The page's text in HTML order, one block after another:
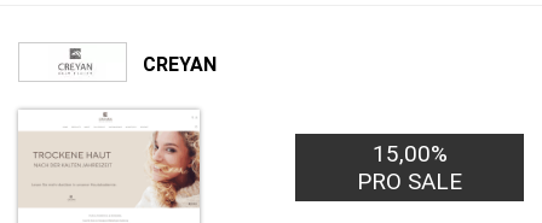
CREYAN
15,00%
PRO SALE